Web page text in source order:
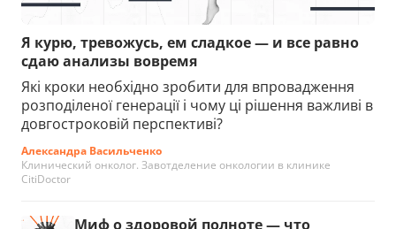
Я курю, тревожусь, ем сладкое — и все равно
сдаю анализы вовремя
Які кроки необхідно зробити для впровадження
розподіленої генерації і чому ці рішення важливі в
довгостроковій перспективі?
Александра Васильченко
Клинический онколог. Завотделение онкологии в клинике
CitiDoctor
Миф о здоровой полноте — что